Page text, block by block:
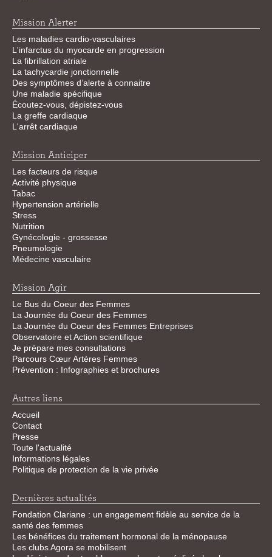
Mission Alerter
Les maladies cardio-vasculaires
L'infarctus du myocarde en progression
La fibrillation atriale
La tachycardie jonctionnelle
Des symptômes d’alerte à connaitre
Une maladie spécifique
Écoutez-vous, dépistez-vous
La greffe cardiaque
L'arrêt cardiaque
Mission Anticiper
Les facteurs de risque
Activité physique
Tabac
Hypertension artérielle
Stress
Nutrition
Gynécologie - grossesse
Pneumologie
Médecine vasculaire
Mission Agir
Le Bus du Coeur des Femmes
La Journée du Coeur des Femmes
La Journée du Coeur des Femmes Entreprises
Observatoire et Action scientifique
Je prépare mes consultations
Parcours Cœur Artères Femmes
Prévention : Infographies et brochures
Autres liens
Accueil
Contact
Presse
Toute l'actualité
Informations légales
Politique de protection de la vie privée
Dernières actualités
Fondation Clariane : un engagement fidèle au service de la
santé des femmes
Les bénéfices du traitement hormonal de la ménopause
Les clubs Agora se mobilisent